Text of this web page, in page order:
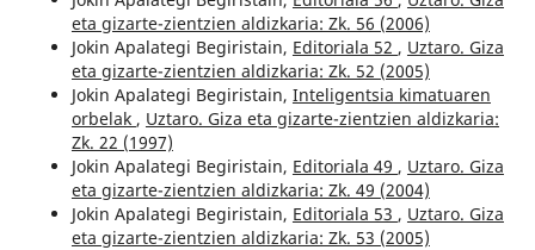
eta gizarte-zientzien aldizkaria: Zk. 56 (2006)
Jokin Apalategi Begiristain, Editoriala 52 , Uztaro. Giza
eta gizarte-zientzien aldizkaria: Zk. 52 (2005)
Jokin Apalategi Begiristain, Inteligentsia kimatuaren
orbelak , Uztaro. Giza eta gizarte-zientzien aldizkaria:
Zk. 22 (1997)
Jokin Apalategi Begiristain, Editoriala 49 , Uztaro. Giza
eta gizarte-zientzien aldizkaria: Zk. 49 (2004)
Jokin Apalategi Begiristain, Editoriala 53 , Uztaro. Giza
eta gizarte-zientzien aldizkaria: Zk. 53 (2005)